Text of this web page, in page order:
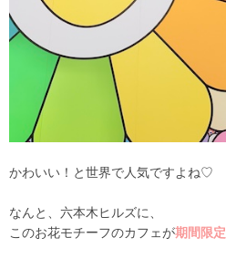
かわいい！と世界で人気ですよね♡
なんと、六本木ヒルズに、
このお花モチーフのカフェが期間限定